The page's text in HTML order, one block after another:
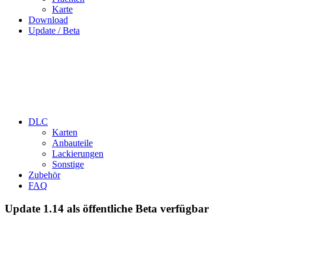
Karte
Download
Update / Beta
DLC
Karten
Anbauteile
Lackierungen
Sonstige
Zubehör
FAQ
Update 1.14 als öffentliche Beta verfügbar